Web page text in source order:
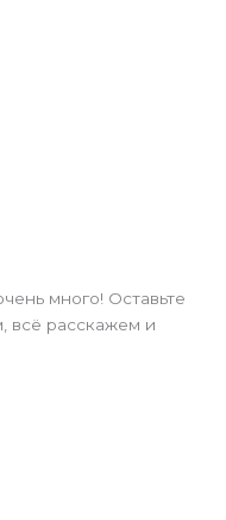
много! Оставьте
всё расскажем и